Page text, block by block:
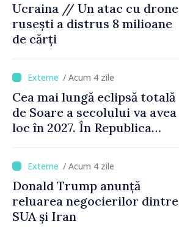
Ucraina // Un atac cu drone
rusești a distrus 8 milioane
de cărți
/ Acum 4 zile
Cea mai lungă eclipsă totală
de Soare a secolului va avea
loc în 2027. În Republica
acoperit în proporție de
până la 44%/ Acum 4 zile
Donald Trump anunță
reluarea negocierilor dintre
SUA și Iran